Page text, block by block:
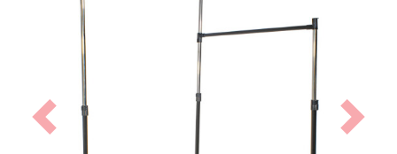
Predchádzajúci Ďalší